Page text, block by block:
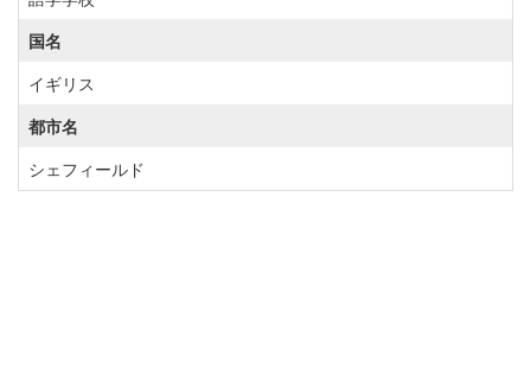
国名
イギリス
都市名
シェフィールド